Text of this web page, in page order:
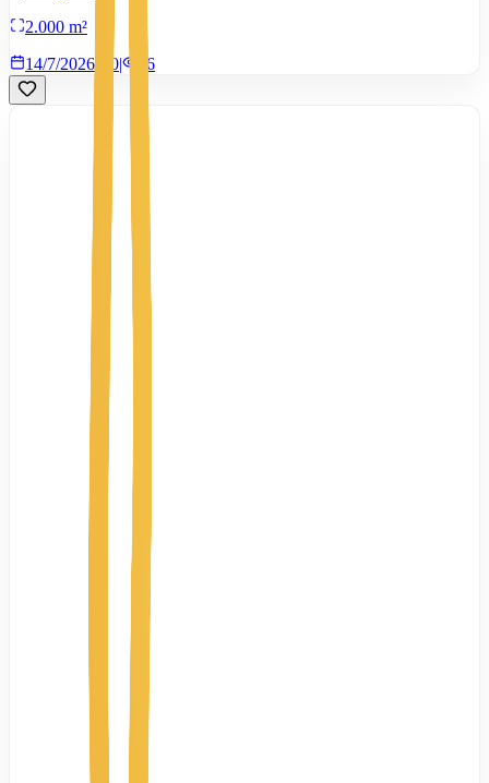
2.000 m²
14/7/2026
0| 86